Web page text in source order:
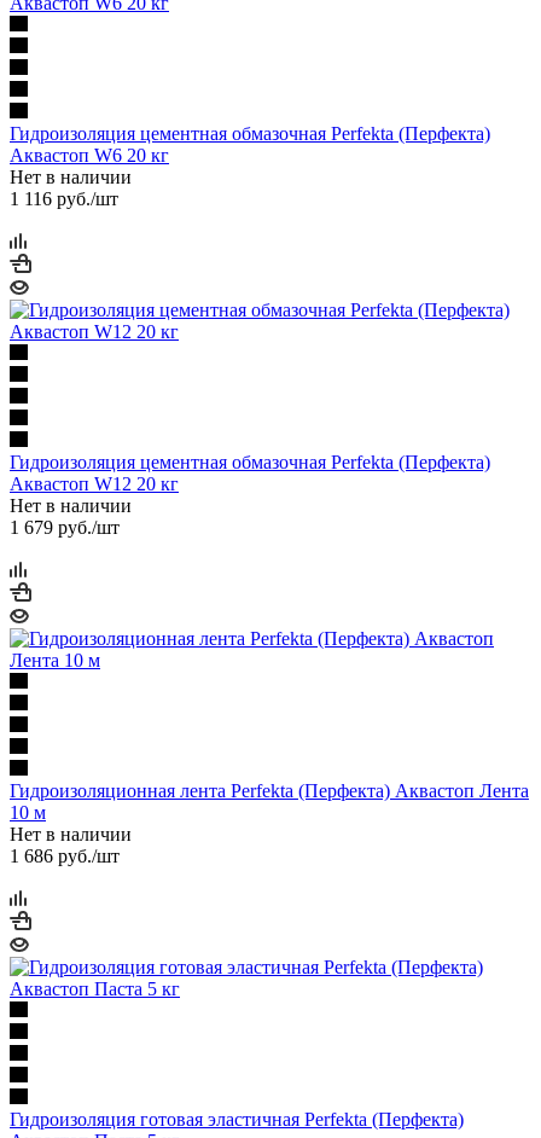
Гидроизоляция цементная обмазочная Perfekta (Перфекта)
Аквастоп W6 20 кг
Нет в наличии
1 116 руб./шт
Гидроизоляция цементная обмазочная Perfekta (Перфекта)
Аквастоп W12 20 кг
Нет в наличии
1 679 руб./шт
Гидроизоляционная лента Perfekta (Перфекта) Аквастоп Лента
10 м
Нет в наличии
1 686 руб./шт
Гидроизоляция готовая эластичная Perfekta (Перфекта)